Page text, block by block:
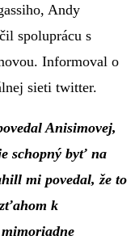
Andy
spoluprácu s
Informoval o
sieti twitter.
Anisimovej,
schopný byť na
mi povedal, že to
k